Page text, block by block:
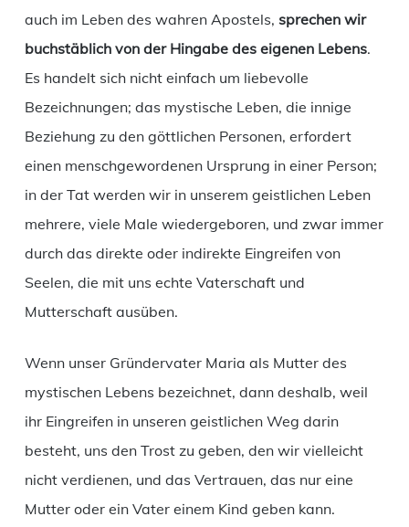
auch im Leben des wahren Apostels, sprechen wir
buchstäblich von der Hingabe des eigenen Lebens.
Es handelt sich nicht einfach um liebevolle
Bezeichnungen; das mystische Leben, die innige
Beziehung zu den göttlichen Personen, erfordert
einen menschgewordenen Ursprung in einer Person;
in der Tat werden wir in unserem geistlichen Leben
mehrere, viele Male wiedergeboren, und zwar immer
durch das direkte oder indirekte Eingreifen von
Seelen, die mit uns echte Vaterschaft und
Mutterschaft ausüben.
Wenn unser Gründervater Maria als Mutter des
mystischen Lebens bezeichnet, dann deshalb, weil
ihr Eingreifen in unseren geistlichen Weg darin
besteht, uns den Trost zu geben, den wir vielleicht
nicht verdienen, und das Vertrauen, das nur eine
Mutter oder ein Vater einem Kind geben kann.